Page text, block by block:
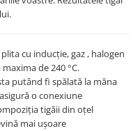
cu inducție, gaz , halogen
de 240 °C.
putând fi spălată la măna
o conexiune
tigăii din oțel
mai ușoare